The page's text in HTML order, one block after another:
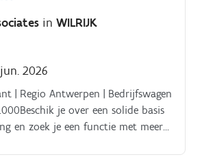
in WILRIJK
2026
| Regio Antwerpen | Bedrijfswagen
je over een solide basis
en zoek je een functie met meer
organisatie in de